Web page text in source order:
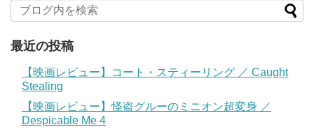
最近の投稿
【映画レビュー】コート・スティーリング ／ Caught
Stealing
【映画レビュー】怪盗グルーのミニオン超変身 ／
Despicable Me 4